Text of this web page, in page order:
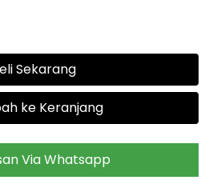
Sekarang
ke Keranjang
Via Whatsapp